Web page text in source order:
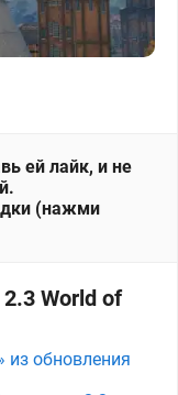
ей лайк, и не
(нажми
World of
из обновления